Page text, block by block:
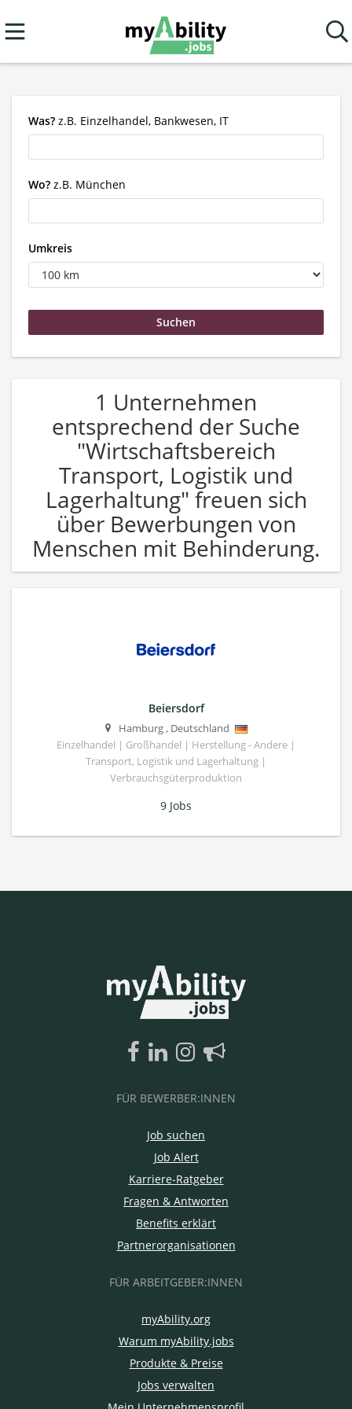
Was? z.B. Einzelhandel, Bankwesen, IT
Wo? z.B. München
Umkreis
1 Unternehmen
entsprechend der Suche
"Wirtschaftsbereich
Transport, Logistik und
Lagerhaltung" freuen sich
über Bewerbungen von
Menschen mit Behinderung.
Beiersdorf
Hamburg, Deutschland
Einzelhandel | Großhandel | Herstellung - Andere |
Transport, Logistik und Lagerhaltung |
Verbrauchsgüterproduktion
9 Jobs
FÜR BEWERBER:INNEN
Job suchen
Job Alert
Karriere-Ratgeber
Fragen & Antworten
Benefits erklärt
Partnerorganisationen
FÜR ARBEITGEBER:INNEN
myAbility.org
Warum myAbility.jobs
Produkte & Preise
Jobs verwalten